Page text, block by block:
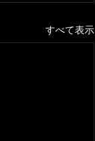
すべて表示